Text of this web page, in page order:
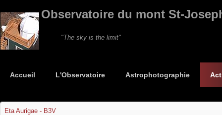
Observatoire du mont St-
"The sky is the limit"
Accueil L'Observatoire Astrophotographie
Eta Aurigae - B3V